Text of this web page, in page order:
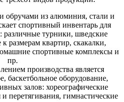
обручами из алюминия, стали и
спортивный инвентарь для
различные турники, шведские
размерам квартир, скакалки,
спортивные комплексы и
пр.
производства является
баскетбольное оборудование,
залов: хореографические
перетягивания, гимнастические